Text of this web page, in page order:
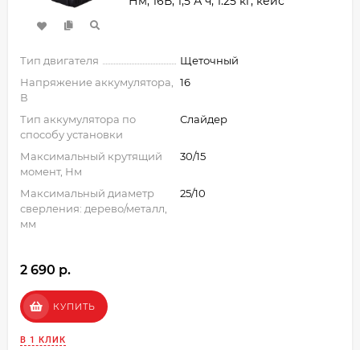
Тип двигателя
Щеточный
Напряжение аккумулятора,
В
16
Тип аккумулятора по
способу установки
Слайдер
Максимальный крутящий
момент, Нм
30/15
Максимальный диаметр
сверления: дерево/металл,
мм
25/10
2 690 p.
КУПИТЬ
В 1 КЛИК